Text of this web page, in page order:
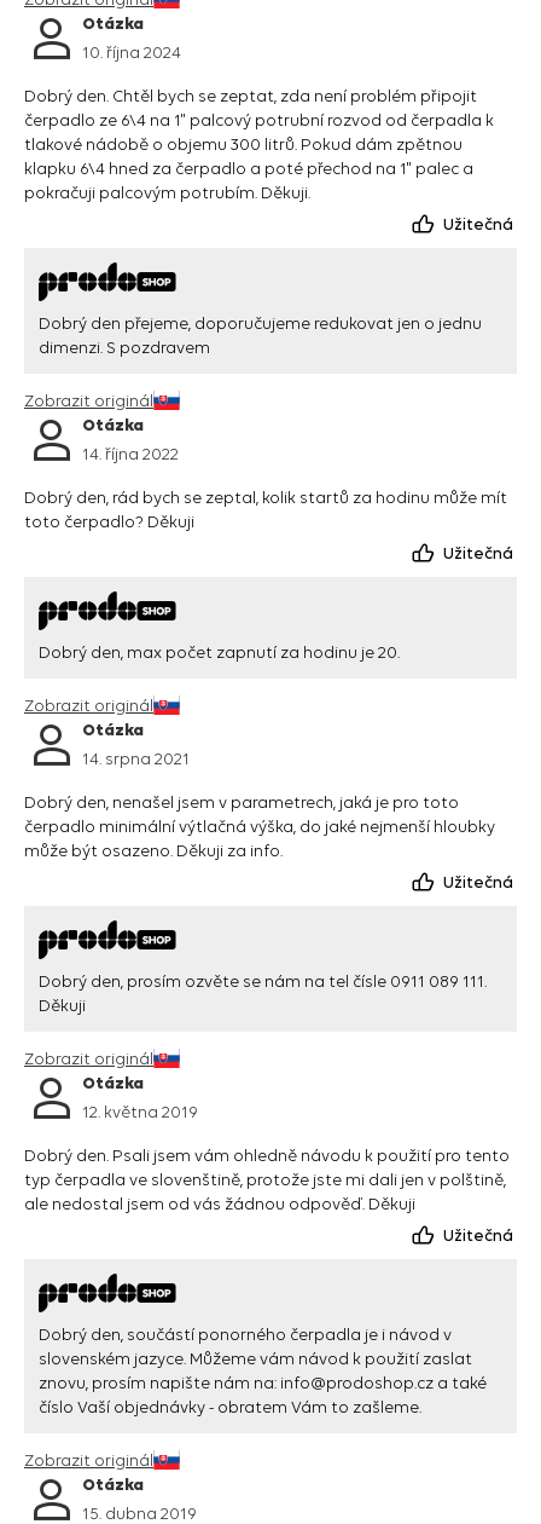
Otázka
10. října 2024
Dobrý den. Chtěl bych se zeptat, zda není problém připojit
čerpadlo ze 6\4 na 1" palcový potrubní rozvod od čerpadla k
tlakové nádobě o objemu 300 litrů. Pokud dám zpětnou
klapku 6\4 hned za čerpadlo a poté přechod na 1" palec a
pokračuji palcovým potrubím. Děkuji.
Užitečná
Dobrý den přejeme, doporučujeme redukovat jen o jednu
dimenzi. S pozdravem
Zobrazit originál
Otázka
14. října 2022
Dobrý den, rád bych se zeptal, kolik startů za hodinu může mít
toto čerpadlo? Děkuji
Užitečná
Dobrý den, max počet zapnutí za hodinu je 20.
Zobrazit originál
Otázka
14. srpna 2021
Dobrý den, nenašel jsem v parametrech, jaká je pro toto
čerpadlo minimální výtlačná výška, do jaké nejmenší hloubky
může být osazeno. Děkuji za info.
Užitečná
Dobrý den, prosím ozvěte se nám na tel čísle 0911 089 111.
Děkuji
Zobrazit originál
Otázka
12. května 2019
Dobrý den. Psali jsem vám ohledně návodu k použití pro tento
typ čerpadla ve slovenštině, protože jste mi dali jen v polštině,
ale nedostal jsem od vás žádnou odpověď. Děkuji
Užitečná
Dobrý den, součástí ponorného čerpadla je i návod v
slovenském jazyce. Můžeme vám návod k použití zaslat
znovu, prosím napište nám na: info@prodoshop.cz a také
číslo Vaší objednávky - obratem Vám to zašleme.
Zobrazit originál
Otázka
15. dubna 2019